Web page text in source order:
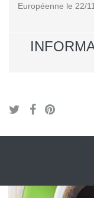
Européenne le 22/